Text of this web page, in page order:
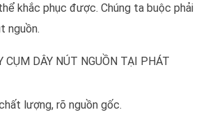
khắc phục được. Chúng ta buộc phải
nguồn.
CỤM DÂY NÚT NGUỒN TẠI PHÁT
lượng, rõ nguồn gốc.